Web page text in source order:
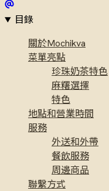
目錄
關於Mochikva
菜單亮點
珍珠奶茶特色
麻糬選擇
特色
地點和營業時間
服務
外送和外帶
餐飲服務
周邊商品
聯繫方式